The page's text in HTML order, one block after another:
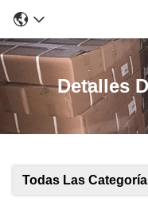
Detalles
Todas Las